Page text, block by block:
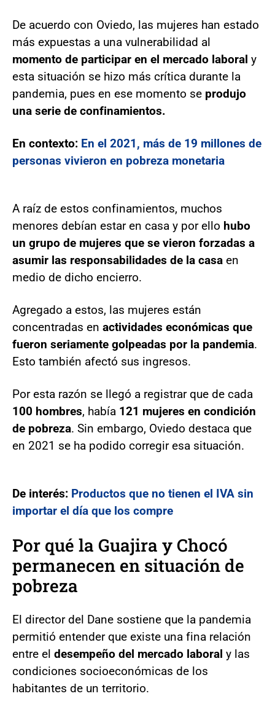
De acuerdo con Oviedo, las mujeres han estado
más expuestas a una vulnerabilidad al
momento de participar en el mercado laboral y
esta situación se hizo más crítica durante la
pandemia, pues en ese momento se produjo
una serie de confinamientos.
En contexto: En el 2021, más de 19 millones de
personas vivieron en pobreza monetaria
A raíz de estos confinamientos, muchos
menores debían estar en casa y por ello hubo
un grupo de mujeres que se vieron forzadas a
asumir las responsabilidades de la casa en
medio de dicho encierro.
Agregado a estos, las mujeres están
concentradas en actividades económicas que
fueron seriamente golpeadas por la pandemia.
Esto también afectó sus ingresos.
Por esta razón se llegó a registrar que de cada
100 hombres, había 121 mujeres en condición
de pobreza. Sin embargo, Oviedo destaca que
en 2021 se ha podido corregir esa situación.
De interés: Productos que no tienen el IVA sin
importar el día que los compre
Por qué la Guajira y Chocó
permanecen en situación de
pobreza
El director del Dane sostiene que la pandemia
permitió entender que existe una fina relación
entre el desempeño del mercado laboral y las
condiciones socioeconómicas de los
habitantes de un territorio.